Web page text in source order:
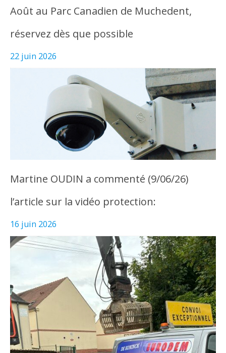
Août au Parc Canadien de Muchedent,
réservez dès que possible
22 juin 2026
Martine OUDIN a commenté (9/06/26)
l’article sur la vidéo protection:
16 juin 2026